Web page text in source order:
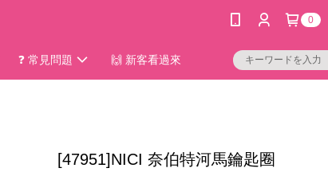
0
❓ 常見問題 🙌 新客看過來
[47951]NICI 奈伯特河馬鑰匙圈